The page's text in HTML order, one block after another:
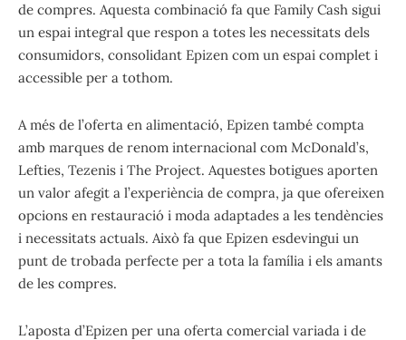
de compres. Aquesta combinació fa que Family Cash sigui
un espai integral que respon a totes les necessitats dels
consumidors, consolidant Epizen com un espai complet i
accessible per a tothom.
A més de l’oferta en alimentació, Epizen també compta
amb marques de renom internacional com McDonald’s,
Lefties, Tezenis i The Project. Aquestes botigues aporten
un valor afegit a l’experiència de compra, ja que ofereixen
opcions en restauració i moda adaptades a les tendències
i necessitats actuals. Això fa que Epizen esdevingui un
punt de trobada perfecte per a tota la família i els amants
de les compres.
L’aposta d’Epizen per una oferta comercial variada i de